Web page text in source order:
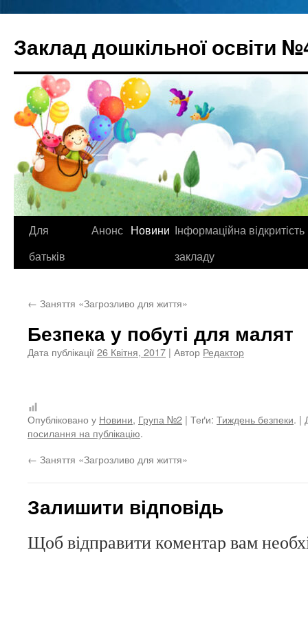
вмісту
Заклад дошкільної освіти
Для
батьків
Анонс Новини Інформаційна відкритість
закладу
← Заняття «Загрозливо для життя»
Безпека у побуті для малят
Дата публікації26 Квітня, 2017 | Автор Редактор
Опубліковано у Новини, Група №2 | Теґи: Тиждень безпеки. |
посилання на публікацію.
← Заняття «Загрозливо для життя»
Залишити відповідь
Щоб відправити коментар вам